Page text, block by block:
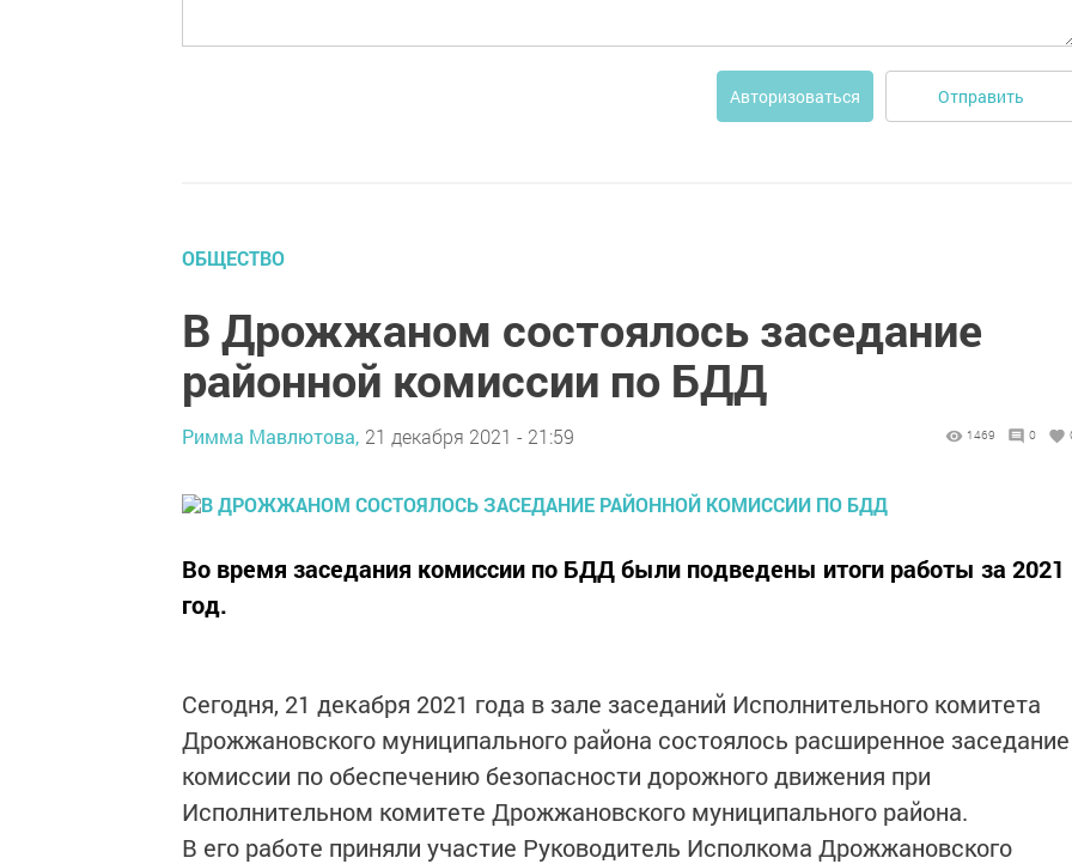
Авторизоваться Отправить
ОБЩЕСТВО
В Дрожжаном состоялось заседание
районной комиссии по БДД
Римма Мавлютова, 21 декабря 2021 - 21:59 1469 0
Во время заседания комиссии по БДД были подведены итоги работы за 2021
год.
Сегодня, 21 декабря 2021 года в зале заседаний Исполнительного комитета
Дрожжановского муниципального района состоялось расширенное заседание
комиссии по обеспечению безопасности дорожного движения при
Исполнительном комитете Дрожжановского муниципального района.
В его работе приняли участие Руководитель Исполкома Дрожжановского